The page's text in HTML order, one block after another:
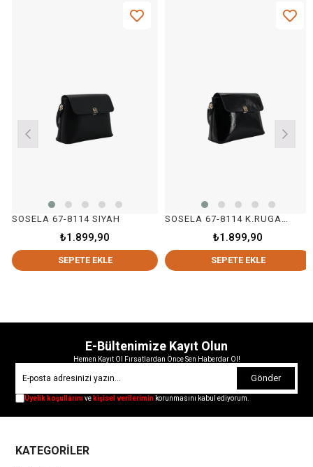
SOSELA 67-8114 SIYAH
₺1.899,90
SEPETE EKLE
SOSELA 67-8114 K.RUGAN SİYAH
₺1.899,90
SEPETE EKLE
E-Bültenimize Kayıt Olun
Hemen Kayıt Ol Fırsatlardan Önce Sen Haberdar Ol!
Gönder
Üyelik koşullarınıve kişisel verilerimin korunmasını kabul ediyorum.
KATEGORİLER